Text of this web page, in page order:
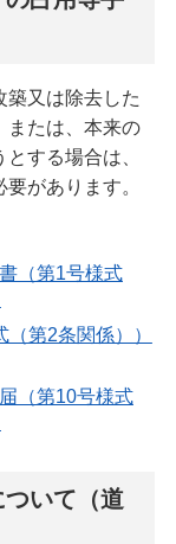
築又は除去した
または、本来の
する場合は、
があります。
（第1号様式
第2条関係））
（第10号様式
いて（道